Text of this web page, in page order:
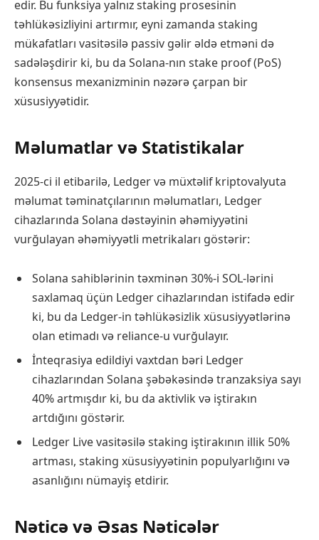
edir. Bu funksiya yalnız staking prosesinin
təhlükəsizliyini artırmır, eyni zamanda staking
mükafatları vasitəsilə passiv gəlir əldə etməni də
sadələşdirir ki, bu da Solana-nın stake proof (PoS)
konsensus mexanizminin nəzərə çarpan bir
xüsusiyyətidir.
Məlumatlar və Statistikalar
2025-ci il etibarilə, Ledger və müxtəlif kriptovalyuta
məlumat təminatçılarının məlumatları, Ledger
cihazlarında Solana dəstəyinin əhəmiyyətini
vurğulayan əhəmiyyətli metrikaları göstərir:
Solana sahiblərinin təxminən 30%-i SOL-lərini
saxlamaq üçün Ledger cihazlarından istifadə edir
ki, bu da Ledger-in təhlükəsizlik xüsusiyyətlərinə
olan etimadı və reliance-u vurğulayır.
İnteqrasiya edildiyi vaxtdan bəri Ledger
cihazlarından Solana şəbəkəsində tranzaksiya sayı
40% artmışdır ki, bu da aktivlik və iştirakın
artdığını göstərir.
Ledger Live vasitəsilə staking iştirakının illik 50%
artması, staking xüsusiyyətinin populyarlığını və
asanlığını nümayiş etdirir.
Nəticə və Əsas Nəticələr